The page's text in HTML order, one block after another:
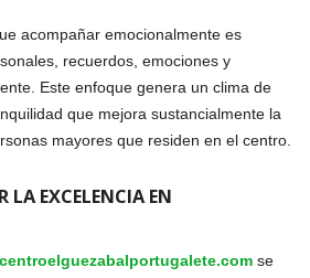
acompañar emocionalmente es
recuerdos, emociones y
Este enfoque genera un clima de
que mejora sustancialmente la
mayores que residen en el centro.
LA EXCELENCIA EN
se